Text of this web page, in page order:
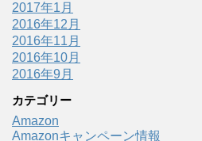
2017年1月
2016年12月
2016年11月
2016年10月
2016年9月
カテゴリー
Amazon
Amazonキャンペーン情報